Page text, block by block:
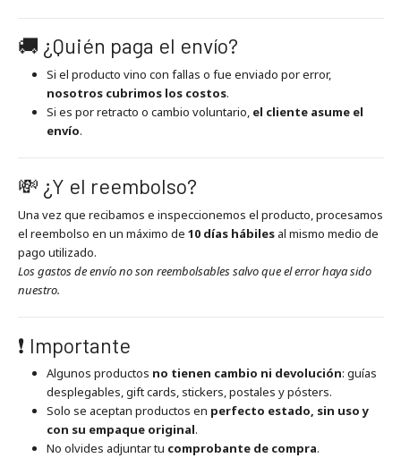
🚚 ¿Quién paga el envío?
Si el producto vino con fallas o fue enviado por error,
nosotros cubrimos los costos.
Si es por retracto o cambio voluntario, el cliente asume el
envío.
💸 ¿Y el reembolso?
Una vez que recibamos e inspeccionemos el producto, procesamos
el reembolso en un máximo de 10 días hábilesal mismo medio de
pago utilizado.
Los gastos de envío no son reembolsables salvo que el error haya sido
nuestro.
❗ Importante
Algunos productos no tienen cambio ni devolución: guías
desplegables, gift cards, stickers, postales y pósters.
Solo se aceptan productos en perfecto estado, sin uso y
con su empaque original.
No olvides adjuntar tu comprobante de compra.